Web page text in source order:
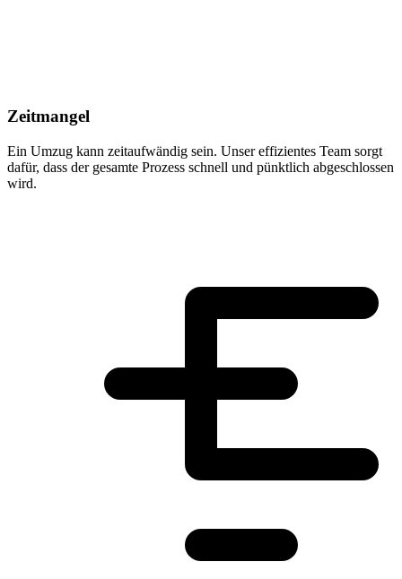
Zeitmangel
Ein Umzug kann zeitaufwändig sein. Unser effizientes Team sorgt
dafür, dass der gesamte Prozess schnell und pünktlich abgeschlossen
wird.